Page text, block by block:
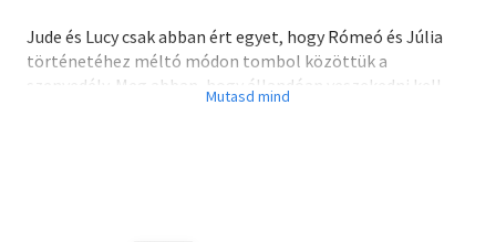
Jude és Lucy csak abban ért egyet, hogy Rómeó és Júlia
történetéhez méltó módon tombol közöttük a
szenvedély. Meg abban, hogy állandóan veszekedni kell...